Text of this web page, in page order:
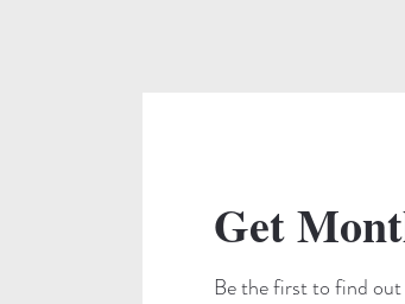
Get
Be the first to find out